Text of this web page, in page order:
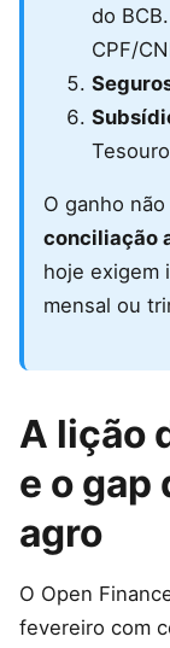
do
CPF/
O ganho
conciliação
hoje exigem
mensal ou
A lição
e o gap
agro
O Open
fevereiro com